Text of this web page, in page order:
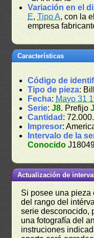
Variación en el
E,Tipo A, con la
empresa
Características
Código de
Tipo de pieza:
Fecha: Mayo 31
Serie:J8. PrefijoJ
Cantidad :
Impresor:
Intervalo de la
Conocido
Actualización de
Si posee una pieza
del rango del
serie desconocido,
una fotografía del
instruciones